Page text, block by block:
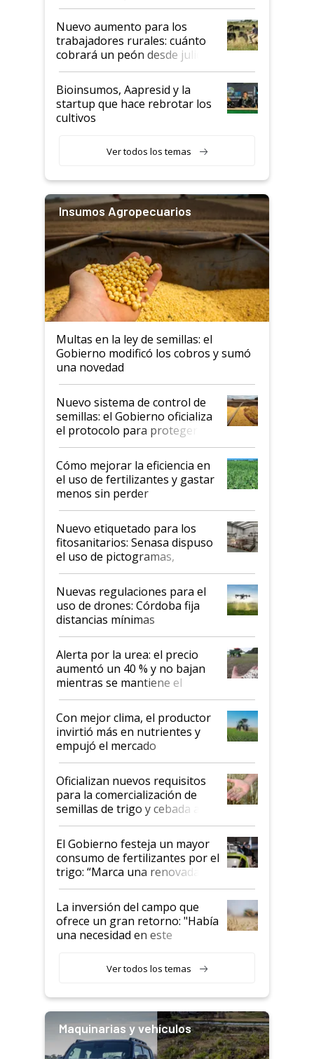
Nuevo aumento para los
trabajadores rurales: cuánto
cobrará un peón desde julio
Bioinsumos, Aapresid y la
startup que hace rebrotar los
cultivos
Ver todos los temas
Insumos Agropecuarios
Multas en la ley de semillas: el
Gobierno modificó los cobros y sumó
una novedad
Nuevo sistema de control de
semillas: el Gobierno oficializa
el protocolo para proteger la
propiedad intelectual
Cómo mejorar la eficiencia en
el uso de fertilizantes y gastar
menos sin perder
productividad en la campaña
fina
Nuevo etiquetado para los
fitosanitarios: Senasa dispuso
el uso de pictogramas,
palabras de advertencia e
indicaciones
Nuevas regulaciones para el
uso de drones: Córdoba fija
distancias mínimas
Alerta por la urea: el precio
aumentó un 40 % y no bajan
mientras se mantiene el
conflicto en Medio Oriente
Con mejor clima, el productor
invirtió más en nutrientes y
empujó el mercado
Oficializan nuevos requisitos
para la comercialización de
semillas de trigo y cebada a
granel
El Gobierno festeja un mayor
consumo de fertilizantes por el
trigo: “Marca una renovada
confianza de los productores”
La inversión del campo que
ofrece un gran retorno: "Había
una necesidad en este
Ver todos los temas
Maquinarias y vehículos